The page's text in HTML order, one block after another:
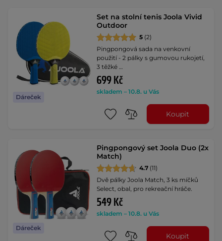
Dáreček
Set na stolní tenis Joola Vivid
Outdoor
5 (2)
Pingpongová sada na venkovní
použití - 2 pálky s gumovou rukojetí,
3 těžké …
699 Kč
skladem – 10.8. u Vás
Koupit
Dáreček
Pingpongový set Joola Duo (2x
Match)
4.7 (11)
Dvě pálky Joola Match, 3 ks míčků
Select, obal, pro rekreační hráče.
549 Kč
skladem – 10.8. u Vás
Koupit